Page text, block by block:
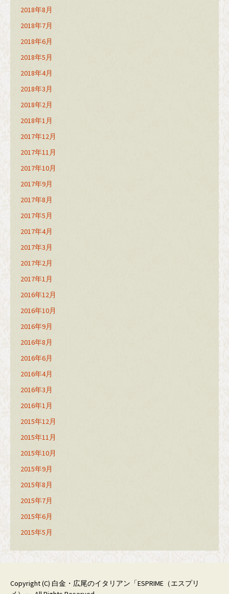
2018年8月
2018年7月
2018年6月
2018年5月
2018年4月
2018年3月
2018年2月
2018年1月
2017年12月
2017年11月
2017年10月
2017年9月
2017年8月
2017年5月
2017年4月
2017年3月
2017年2月
2017年1月
2016年12月
2016年10月
2016年9月
2016年8月
2016年6月
2016年4月
2016年3月
2016年1月
2015年12月
2015年11月
2015年10月
2015年9月
2015年8月
2015年7月
2015年6月
2015年5月
Copyright (C) 白金・広尾のイタリアン「ESPRIME（エスプリ